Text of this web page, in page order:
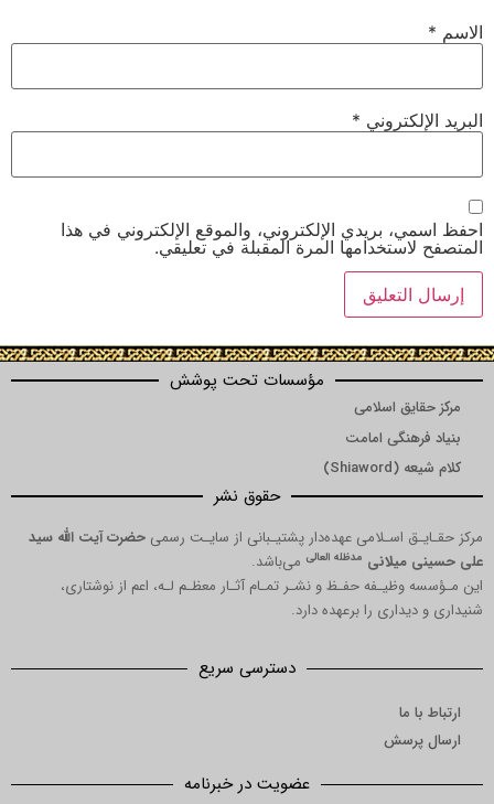
الاسم *
البريد الإلكتروني *
احفظ اسمي، بريدي الإلكتروني، والموقع الإلكتروني في هذا
المتصفح لاستخدامها المرة المقبلة في تعليقي.
مؤسسات تحت پوشش
مرکز حقایق اسلامی
بنیاد فرهنگی امامت
کلام شیعه (Shiaword)
حقوق نشر
مرکز حقـایـق اسـلامی عهده‌دار پشتیـبانی از سایـت رسمی حضرت آیت الله سید
علی حسینی میلانی مدظله العالی می‌باشد.
این مـؤسسه وظیـفه حفـظ و نشـر تمـام آثـار معظـم لـه، اعم از نوشتاری،
شنیداری و دیداری را برعهده دارد.
دسترسی سریع
ارتباط با ما
ارسال پرسش
عضویت در خبرنامه